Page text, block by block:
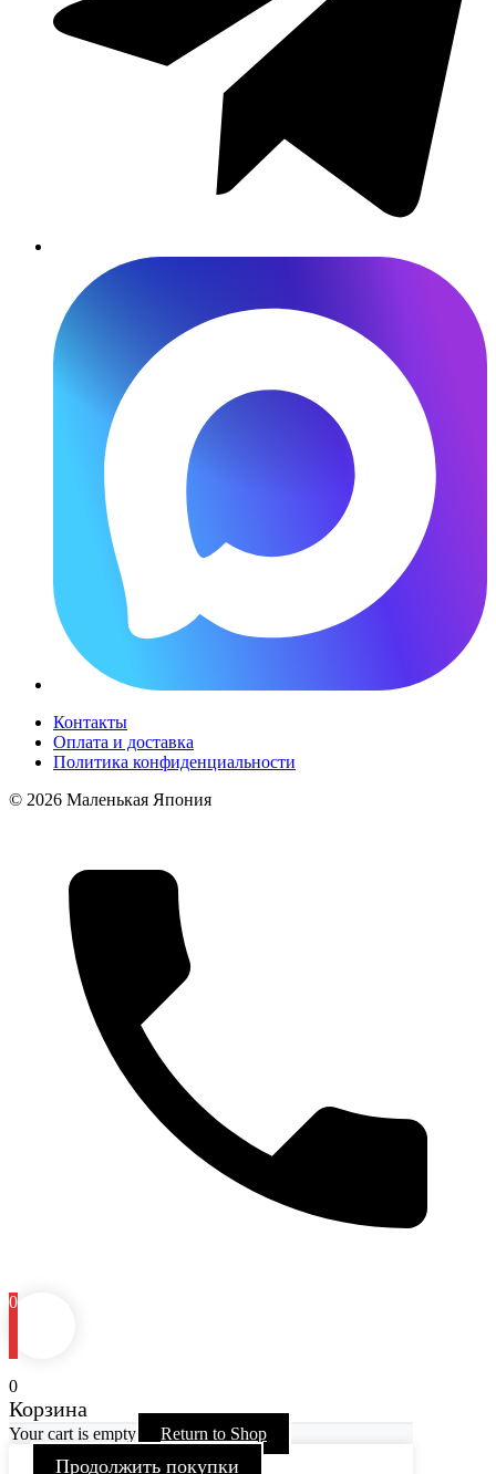
Контакты
Оплата и доставка
Политика конфиденциальности
© 2026 Маленькая Япония
0
0
Корзина
Your cart is empty Return to Shop
Продолжить покупки